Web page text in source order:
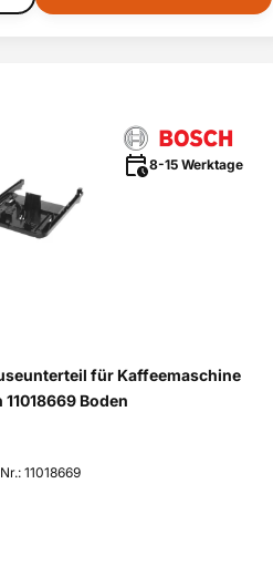
8-15 Werktage
für Kaffeemaschine
11018669 Boden
11018669